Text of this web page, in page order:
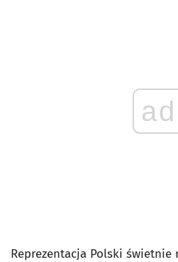
ad
Reprezentacja Polski świetnie